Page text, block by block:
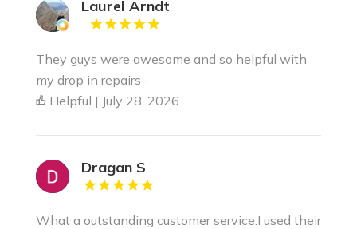
Laurel Arndt
They guys were awesome and so helpful with
my drop in repairs-
Helpful | July 28, 2026
Dragan S
What a outstanding customer service.I used their